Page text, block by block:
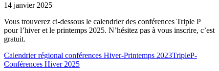
14 janvier 2025
Vous trouverez ci-dessous le calendrier des conférences Triple P
pour l’hiver et le printemps 2025. N’hésitez pas à vous inscrire, c’est
gratuit.
Calendrier régional conférences Hiver-Printemps 2023TripleP-
Conférences Hiver 2025